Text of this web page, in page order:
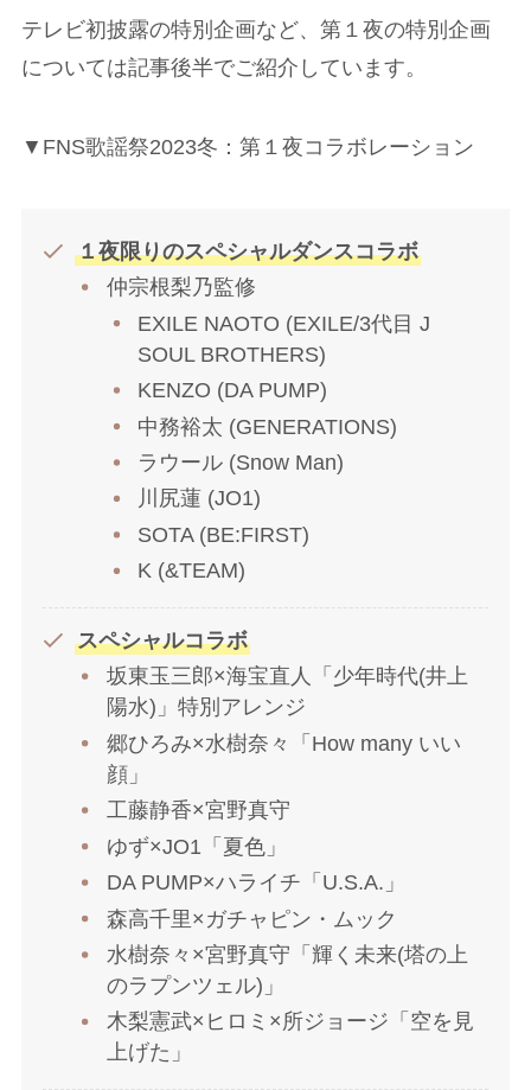
テレビ初披露の特別企画など、第１夜の特別企画
については記事後半でご紹介しています。
▼FNS歌謡祭2023冬：第１夜コラボレーション
１夜限りのスペシャルダンスコラボ
仲宗根梨乃監修
EXILE NAOTO (EXILE/3代目 J
SOUL BROTHERS)
KENZO (DA PUMP)
中務裕太 (GENERATIONS)
ラウール (Snow Man)
川尻蓮 (JO1)
SOTA (BE:FIRST)
K (&TEAM)
スペシャルコラボ
坂東玉三郎×海宝直人「少年時代(井上
陽水)」特別アレンジ
郷ひろみ×水樹奈々「How many いい
顔」
工藤静香×宮野真守
ゆず×JO1「夏色」
DA PUMP×ハライチ「U.S.A.」
森高千里×ガチャピン・ムック
水樹奈々×宮野真守「輝く未来(塔の上
のラプンツェル)」
木梨憲武×ヒロミ×所ジョージ「空を見
上げた」